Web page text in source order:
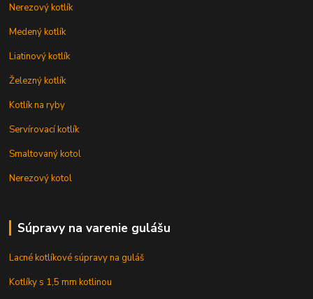
Nerezový kotlík
Medený kotlík
Liatinový kotlík
Železný kotlík
Kotlík na ryby
Servírovací kotlík
Smaltovaný kotol
Nerezový kotol
Súpravy na varenie gulášu
Lacné kotlíkové súpravy na guláš
Kotlíky s 1,5 mm kotlinou